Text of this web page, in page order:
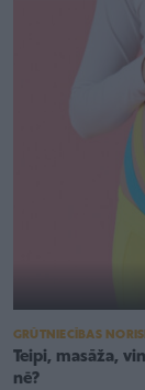
GRŪTNIECĪBAS
Teipi, masāža,
nē?